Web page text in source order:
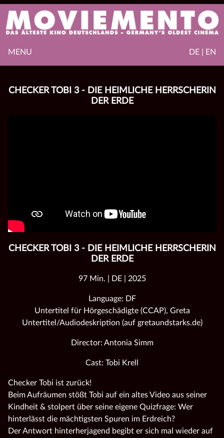
DE | EN
MENU
CHECKER TOBI 3 - DIE HEIMLICHE HERRSCHERIN
DER ERDE
CHECKER TOBI 3 - DIE HEIMLICHE HERRSCHERIN
DER ERDE
97 Min. | DE | 2025
Language: DF
Untertitel für Hörgeschädigte (CCAP), Greta
Untertitel/Audiodeskription (auf gretaundstarks.de)
Director: Antonia Simm
Cast: Tobi Krell
Checker Tobi ist zurück!
Beim Aufräumen stößt Tobi auf ein altes Video aus seiner
Kindheit & stolpert über seine eigene Quizfrage: Wer
hinterlässt die mächtigsten Spuren im Erdreich?
Der Antwort hinterherjagend begibt er sich mal wieder auf